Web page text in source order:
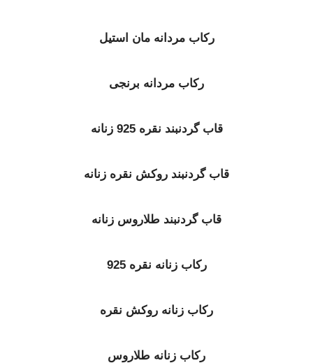
رکاب مردانه مان استیل
رکاب مردانه برنجی
قاب گردنبند نقره 925 زنانه
قاب گردنبند روکش نقره زنانه
قاب گردنبند طلاروس زنانه
رکاب زنانه نقره 925
رکاب زنانه روکش نقره
رکاب زنانه طلاروس